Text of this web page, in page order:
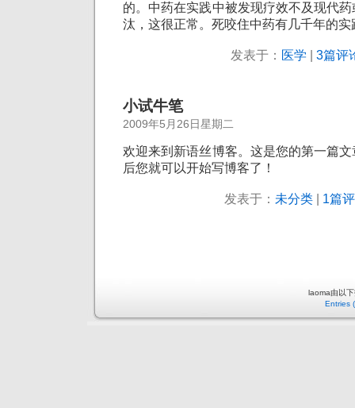
的。中药在实践中被发现疗效不及现代
汰，这很正常。死咬住中药有几千年的
发表于： 医学 3篇评
小试牛笔
2009年5月26日星期二
欢迎来到新语丝博客。这是您的第一篇
后您就可以开始写博客了！
发表于： 未分类 1篇
laoma由以
Entries